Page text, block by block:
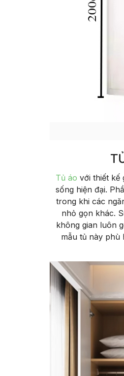
Tủ áo với thiết kế
sống hiện đại.
trong khi các
nhỏ gọn khác.
không gian luôn
mẫu tủ này phù